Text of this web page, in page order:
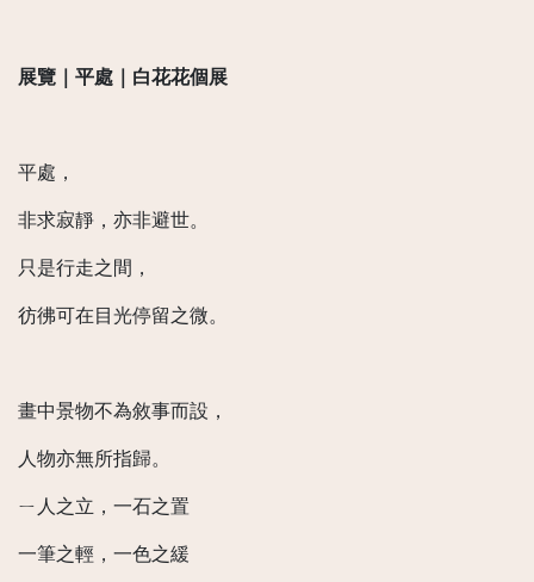
展覽｜平處｜白花花個展
平處，
非求寂靜，亦非避世。
只是行走之間，
彷彿可在目光停留之微。
畫中景物不為敘事而設，
人物亦無所指歸。
ㄧ人之立，一石之置
一筆之輕，一色之緩